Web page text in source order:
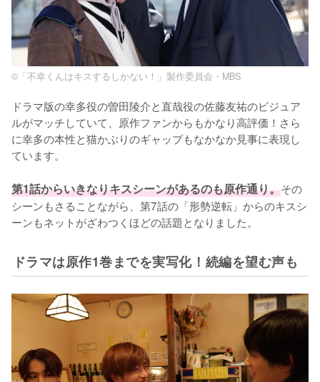
©「不幸くんはキスするしかない！」製作委員会・MBS
ドラマ版の幸多役の曽田陵介と直哉役の佐藤友祐のビジュア
ルがマッチしていて、原作ファンからもかなり高評価！さら
に幸多の本性と猫かぶりのギャップもなかなか見事に表現し
ています。
第1話からいきなりキスシーンがあるのも原作通り。その
シーンもさることながら、第7話の「形勢逆転」からのキスシ
ーンもネットがざわつくほどの話題となりました。
ドラマは原作1巻までを実写化！続編を望む声も